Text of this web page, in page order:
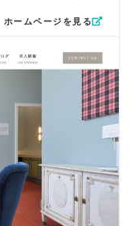
いた空間の雰囲気
す。
科」「豊中市 形成
クリニック 日帰り
組み合わせたキー
容医療まで幅広く
索ユーザーに的確
形成外科としての
容クリニックらし
べてで丁寧に表現
を抱かず読み進め
実なトーンでまと
淡いグリーンをア
を取り入れ、落ち
には診察室の写真
囲気を演出しまし
ンセプトが視覚的
統一しています。
んな症状ありませ
し、患者さんが自
よう工夫。さらに
ホームページを見る